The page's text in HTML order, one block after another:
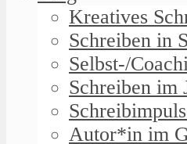
Kreatives
Schreiben in
Selbst-/
Schreiben im
Autor*in im